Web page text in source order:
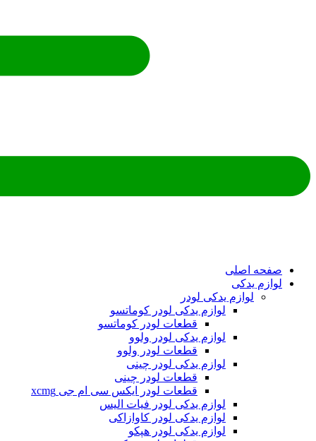
اصلی
یدکی
لوازم یدکی لودر
لوازم یدکی لودر کوماتسو
قطعات لودر کوماتسو
لوازم یدکی لودر ولوو
قطعات لودر ولوو
لوازم یدکی لودر چینی
قطعات لودر چینی
قطعات لودر ایکس سی ام جی xcmg
لوازم یدکی لودر فیات الیس
لوازم یدکی لودر کاوازاکی
لوازم یدکی لودر هپکو